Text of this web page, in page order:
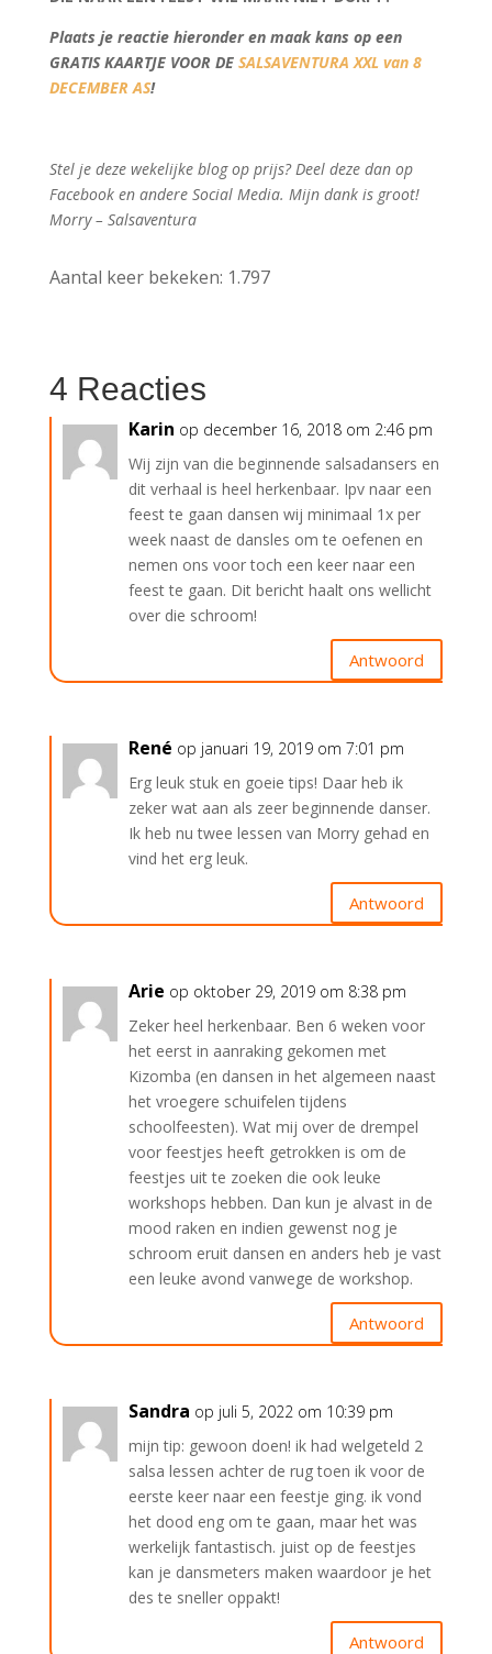
Plaats je reactie hieronder en maak kans op een
GRATIS KAARTJE VOOR DE SALSAVENTURA XXL van 8
DECEMBER AS!
Stel je deze wekelijke blog op prijs? Deel deze dan op
Facebook en andere Social Media. Mijn dank is groot!
Morry – Salsaventura
Aantal keer bekeken: 1.797
4 Reacties
Karin op december 16, 2018 om 2:46 pm
Wij zijn van die beginnende salsadansers en
dit verhaal is heel herkenbaar. Ipv naar een
feest te gaan dansen wij minimaal 1x per
week naast de dansles om te oefenen en
nemen ons voor toch een keer naar een
feest te gaan. Dit bericht haalt ons wellicht
over die schroom!
Antwoord
René op januari 19, 2019 om 7:01 pm
Erg leuk stuk en goeie tips! Daar heb ik
zeker wat aan als zeer beginnende danser.
Ik heb nu twee lessen van Morry gehad en
vind het erg leuk.
Antwoord
Arie op oktober 29, 2019 om 8:38 pm
Zeker heel herkenbaar. Ben 6 weken voor
het eerst in aanraking gekomen met
Kizomba (en dansen in het algemeen naast
het vroegere schuifelen tijdens
schoolfeesten). Wat mij over de drempel
voor feestjes heeft getrokken is om de
feestjes uit te zoeken die ook leuke
workshops hebben. Dan kun je alvast in de
mood raken en indien gewenst nog je
schroom eruit dansen en anders heb je vast
een leuke avond vanwege de workshop.
Antwoord
Sandra op juli 5, 2022 om 10:39 pm
mijn tip: gewoon doen! ik had welgeteld 2
salsa lessen achter de rug toen ik voor de
eerste keer naar een feestje ging. ik vond
het dood eng om te gaan, maar het was
werkelijk fantastisch. juist op de feestjes
kan je dansmeters maken waardoor je het
des te sneller oppakt!
Antwoord